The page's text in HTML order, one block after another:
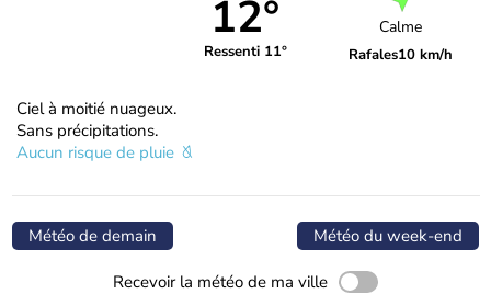
12°
Ressenti 11°
Calme
Rafales10 km/h
Ciel à moitié nuageux.
Sans précipitations.
Aucun risque de pluie
Météo de demain Météo du week-end
Recevoir la météo de ma ville